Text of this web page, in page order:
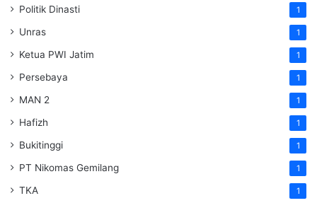
Politik Dinasti 1
Unras 1
Ketua PWI Jatim 1
Persebaya 1
MAN 2 1
Hafizh 1
Bukitinggi 1
PT Nikomas Gemilang 1
TKA 1